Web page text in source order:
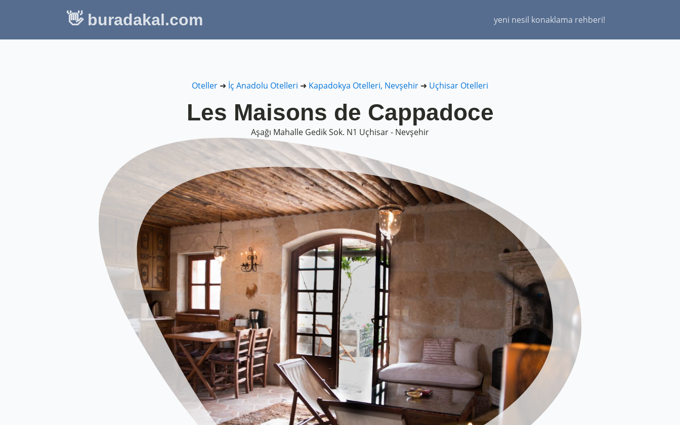
👋 buradakal.com yeni nesil konaklama rehberi!
Oteller ➜ İç Anadolu Otelleri ➜ Kapadokya Otelleri, Nevşehir ➜ Uçhisar Otelleri
Les Maisons de Cappadoce
Aşağı Mahalle Gedik Sok. N1 Uçhisar - Nevşehir